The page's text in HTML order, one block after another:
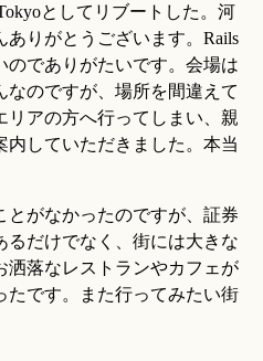
としてリブートした。河
りがとうございます。Rails
のでありがたいです。会場は
のですが、場所を間違えて
リアの方へ行ってしまい、親
していただきました。本当
とがなかったのですが、証券
るだけでなく、街には大きな
洒落なレストランやカフェが
たです。また行ってみたい街